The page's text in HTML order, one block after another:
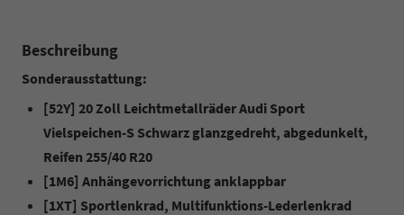
Beschreibung
Sonderausstattung:
[52Y] 20 Zoll Leichtmetallräder Audi Sport
Vielspeichen-S Schwarz glanzgedreht, abgedunkelt,
Reifen 255/40 R20
[1M6] Anhängevorrichtung anklappbar
[1XT] Sportlenkrad, Multifunktions-Lederlenkrad